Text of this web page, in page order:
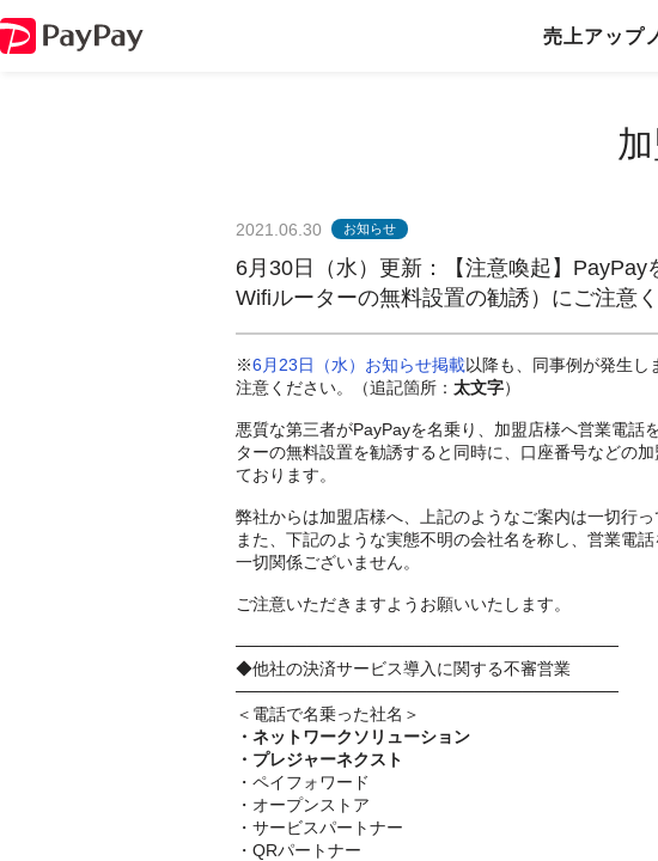
売上アップ
2021.06.30 お知らせ
6月30日（水）更新：【注意喚起】
Wifiルーターの無料設置の勧誘）にご注意
※6月23日（水）お知らせ掲載以降も、同事例が発生
注意ください。（追記箇所： 太文字）
悪質な第三者がPayPayを名乗り、加盟店様へ営業電話
ターの無料設置を勧誘すると同時に、口座番号などの
ております。
弊社からは加盟店様へ、上記のようなご案内は一切行っ
また、下記のような実態不明の会社名を称し、営業電
一切関係ございません。
ご注意いただきますようお願いいたします。
────────────────────────────────
◆他社の決済サービス導入に関する不審営業
────────────────────────────────
＜電話で名乗った社名＞
・ネットワークソリューション
・プレジャーネクスト
・ペイフォワード
・オープンストア
・サービスパートナー
・QRパートナー